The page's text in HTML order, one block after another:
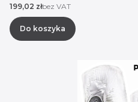
Cena
199,02 złbez VAT
Do koszyka